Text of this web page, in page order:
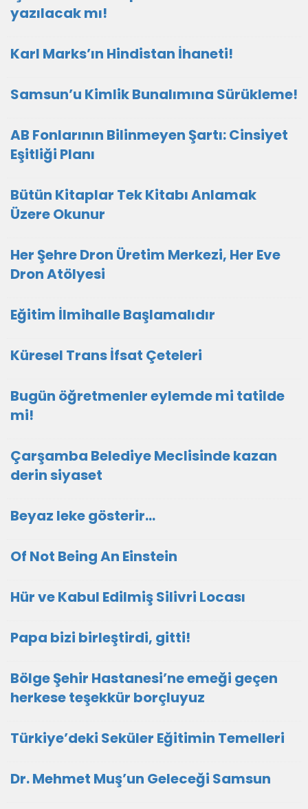
yazılacak mı!
Karl Marks’ın Hindistan İhaneti!
Samsun’u Kimlik Bunalımına Sürükleme!
AB Fonlarının Bilinmeyen Şartı: Cinsiyet
Eşitliği Planı
Bütün Kitaplar Tek Kitabı Anlamak
Üzere Okunur
Her Şehre Dron Üretim Merkezi, Her Eve
Dron Atölyesi
Eğitim İlmihalle Başlamalıdır
Küresel Trans İfsat Çeteleri
Bugün öğretmenler eylemde mi tatilde
mi!
Çarşamba Belediye Meclisinde kazan
derin siyaset
Beyaz leke gösterir…
Of Not Being An Einstein
Hür ve Kabul Edilmiş Silivri Locası
Papa bizi birleştirdi, gitti!
Bölge Şehir Hastanesi’ne emeği geçen
herkese teşekkür borçluyuz
Türkiye’deki Seküler Eğitimin Temelleri
Dr. Mehmet Muş’un Geleceği Samsun